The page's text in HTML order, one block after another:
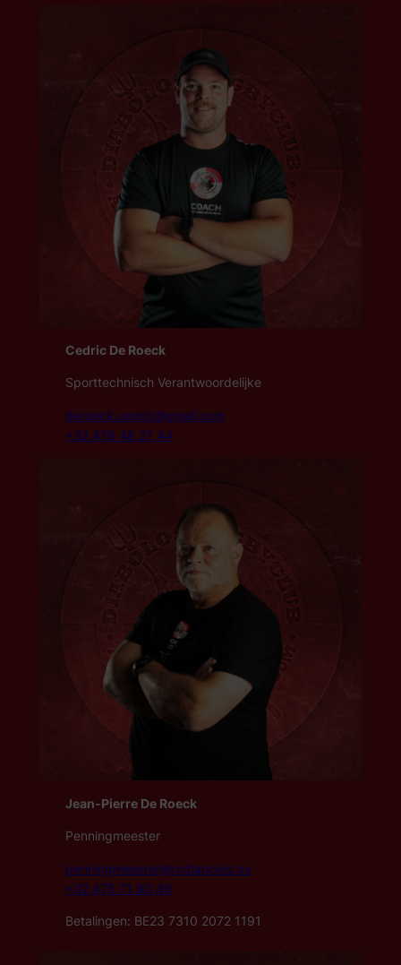
Cedric De Roeck
Sporttechnisch Verantwoordelijke
deroeck.cedric@gmail.com
+32 476 48 27 44
Jean-Pierre De Roeck
Penningmeester
penningmeester@rcdiabolos.be
+32 475 71 90 49
Betalingen: BE23 7310 2072 1191